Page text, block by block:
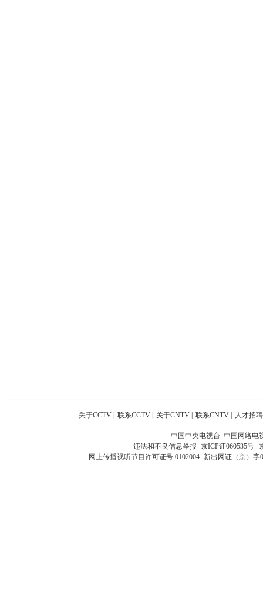
关于CCTV 联系CCTV 关于CNTV 联系CNTV 人才招聘
中国中央电视台 中国网络电
违法和不良信息举报 京ICP证060535号
网上传播视听节目许可证号 0102004 新出网证（京）